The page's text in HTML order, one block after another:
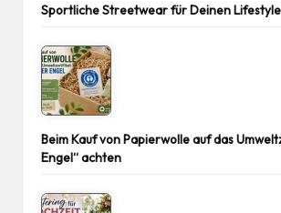
Sportliche Streetwear für Deinen Lifestyle
Beim Kauf von Papierwolle auf das
Engel“ achten